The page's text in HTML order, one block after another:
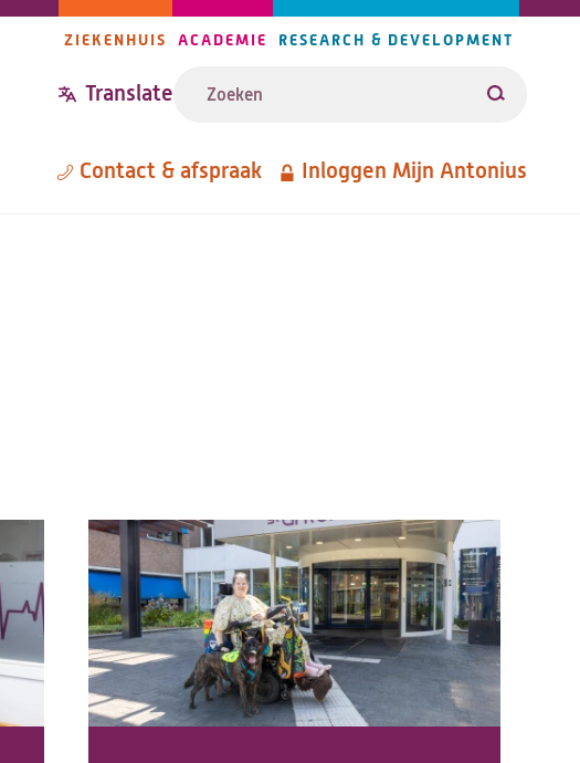
navigatie
ZIEKENHUIS ACADEMIE RESEARCH & DEVELOPMENT
Translate Zoeken
Metanavigatie
Contact & afspraak Inloggen Mijn Antonius